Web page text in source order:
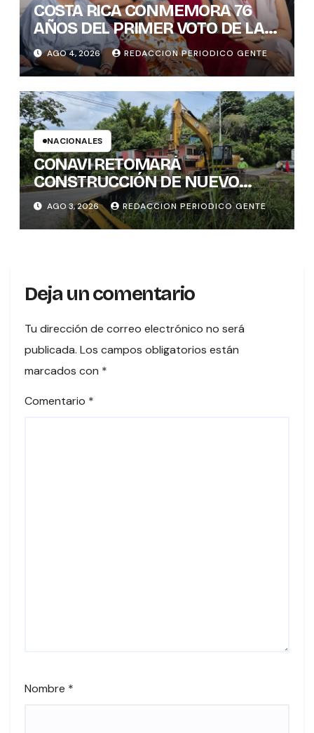
COSTA RICA CONMEMORA 76
AÑOS DEL PRIMER VOTO DE LAS
MUJERES , INAMU BRINDA
HOMENAJE A UNA DE LAS
PRIMERAS MUJERES VOTANTES
DE COSTARICA
AGO 4, 2026 REDACCION PERIODICO GENTE
NACIONALES
CONAVI RETOMARÁ
CONSTRUCCIÓN DE NUEVO
PUENTE EN TURES TRAS
CONCLUIR PROCESO DE
VALORACIÓN PATRIMONIAL
AGO 3, 2026 REDACCION PERIODICO GENTE
Deja un comentario
Tu dirección de correo electrónico no será
publicada. Los campos obligatorios están
marcados con *
Comentario *
Nombre *